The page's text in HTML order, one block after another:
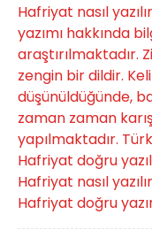
Hafriyat nasıl
yazımı hakkında
araştırılmaktadır.
zengin bir dildir.
düşünüldüğünde,
zaman zaman
yapılmaktadır.
Hafriyat doğru
Hafriyat nasıl
Hafriyat doğru